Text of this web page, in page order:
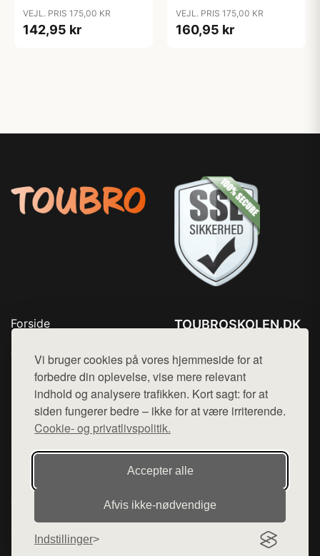
Vi bruger cookies på vores hjemmeside for at
forbedre din oplevelse, vise mere relevant
indhold og analysere trafikken. Kort sagt: for at
siden fungerer bedre – ikke for at være irriterende.
Cookie- og privatlivspolitik.
Accepter alle
Afvis ikke‑nødvendige
Indstillinger
VEJL. PRIS 175,00 KR
142,95 kr
VEJL. PRIS 175,00 KR
160,95 kr
Forside
Top Rabatter
Blog
Kontakt
TOUBROSKOLEN.DK
Mail: hej@want.dk
Cookie- og privatlivspolitik
Denne side er en del af want.dk, der udgiver en række
hjemmesider med præsentation af forskellige produkter fra
diverse webshops. Der sælges ikke varer fra denne side - vi
henviser til de shops, som sælger varen. Vi har heller ikke
varerne på lager.